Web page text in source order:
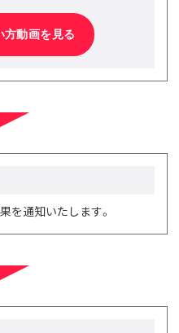
動画を見る
を通知いたします。